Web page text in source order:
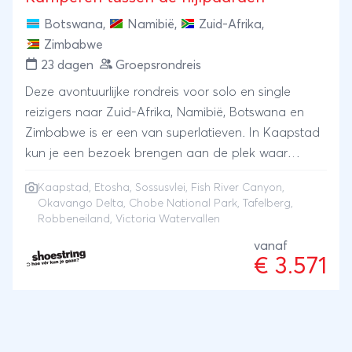
Botswana, Namibië, Zuid-Afrika,
Zimbabwe
23 dagen
Groepsrondreis
Deze avontuurlijke rondreis voor solo en single
reizigers naar Zuid-Afrika, Namibië, Botswana en
Zimbabwe is er een van superlatieven. In Kaapstad
kun je een bezoek brengen aan de plek waar
Robbeneiland. Of beklim de imposante Tafelberg. In
Namibië wandel je in de Fish River Canyon langs
maanlandschap en wachten in Sossusvlei de
hoogste zandduinen ter wereld. Je bezoekt
Kaapstad , Etosha, Sossusvlei, Fish River Canyon,
Okavango Delta, Chobe National Park, Tafelberg,
Robbeneiland , Victoria Watervallen
vanaf
€ 3.571